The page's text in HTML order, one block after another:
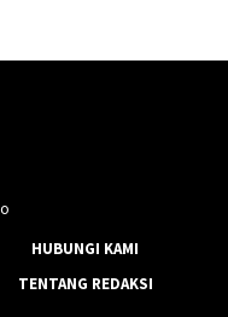
HUBUNGI KAMI
TENTANG REDAKSI